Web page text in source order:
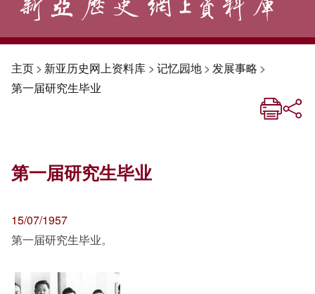
主页> 新亚历史网上资料库 > 记忆园地> 发展事略 >
第一届研究生毕业
第一届研究生毕业
15/07/1957
第一届研究生毕业。